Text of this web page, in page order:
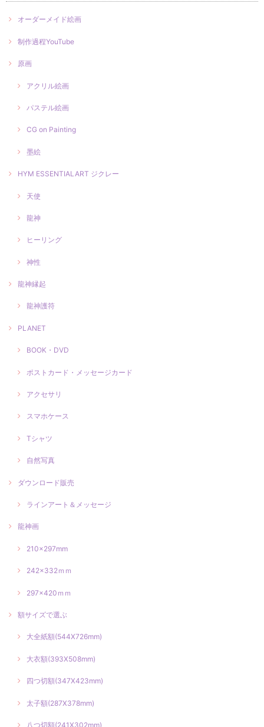
オーダーメイド絵画
制作過程YouTube
原画
アクリル絵画
パステル絵画
CG on Painting
墨絵
HYM ESSENTIALART ジクレー
天使
龍神
ヒーリング
神性
龍神縁起
龍神護符
PLANET
BOOK・DVD
ポストカード・メッセージカード
アクセサリ
スマホケース
Tシャツ
自然写真
ダウンロード販売
ラインアート＆メッセージ
龍神画
210×297mm
242×332ｍｍ
297×420ｍｍ
額サイズで選ぶ
大全紙額(544X726mm)
大衣額(393X508mm)
四つ切額(347X423mm)
太子額(287X378mm)
八つ切額(241X302mm)